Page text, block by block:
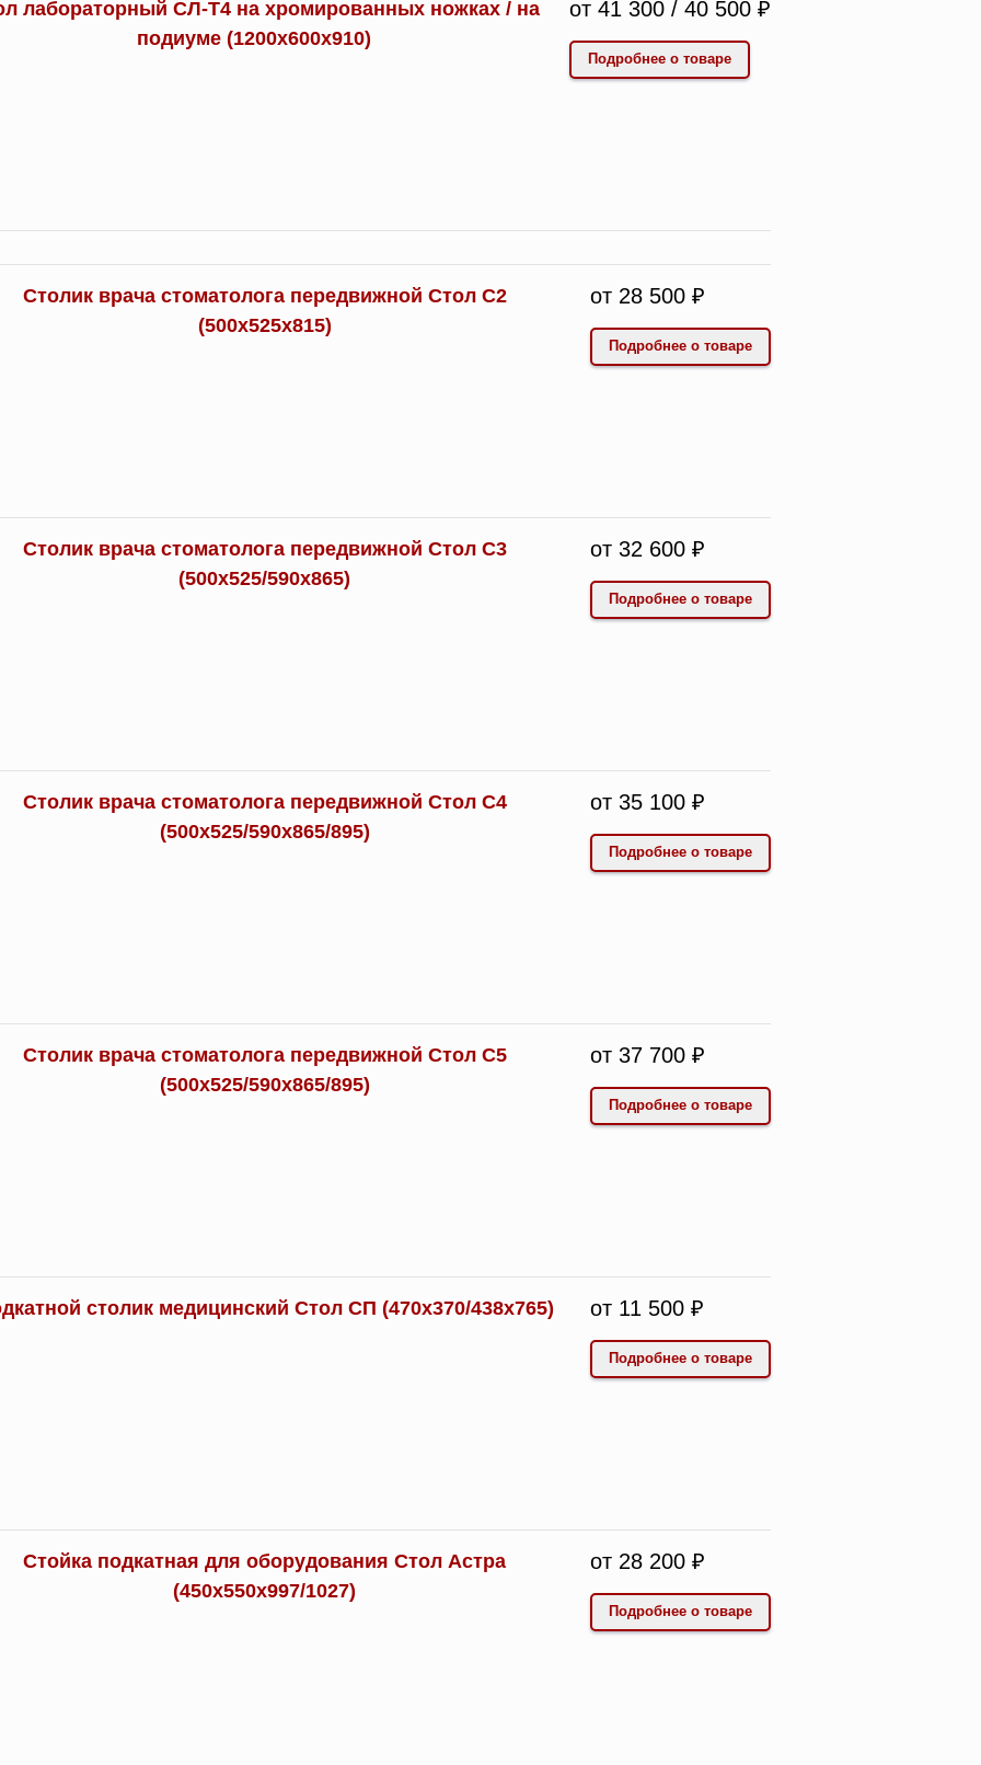
лабораторный СЛ-Т4 на хромированных ножках / на
подиуме (1200х600х910)
от 41 300 / 40 500 ₽
Подробнее о товаре
Столик врача стоматолога передвижной Стол С2
(500х525х815)
от 28 500 ₽
Подробнее о товаре
Столик врача стоматолога передвижной Стол С3
(500х525/590х865)
от 32 600 ₽
Подробнее о товаре
Столик врача стоматолога передвижной Стол С4
(500х525/590х865/895)
от 35 100 ₽
Подробнее о товаре
Столик врача стоматолога передвижной Стол С5
(500х525/590х865/895)
от 37 700 ₽
Подробнее о товаре
столик медицинский Стол СП (470х370/438х765) от 11 500 ₽
Подробнее о товаре
Стойка подкатная для оборудования Стол Астра
(450х550х997/1027)
от 28 200 ₽
Подробнее о товаре